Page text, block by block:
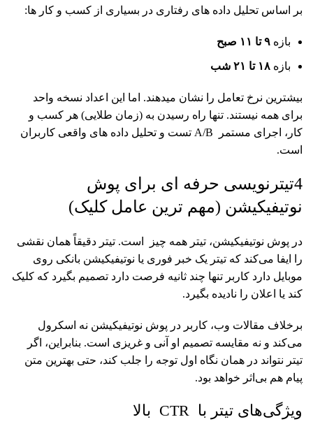
بر اساس تحلیل داده های رفتاری در بسیاری از کسب و کار ها:
بازه ۹تا ۱۱ صبح
بازه ۱۸ تا ۲۱ شب
بیشترین نرخ تعامل را نشان میدهند. اما این اعداد نسخه واحد
برای همه نیستند. تنها راه رسیدن به (زمان طلایی) هر کسب و
کار، اجرای مستمر A/B تست و تحلیل داده های واقعی کاربران
است.
4تیترنویسی حرفه ای برای پوش
نوتیفیکیشن (مهم ترین عامل کلیک)
در پوش نوتیفیکیشن، تیتر همه چیز است. تیتر دقیقاً همان نقشی
را ایفا می‌کند که تیتر یک خبر فوری یا نوتیفیکیشن بانکی روی
موبایل دارد کاربر تنها چند ثانیه فرصت دارد تصمیم بگیرد که کلیک
کند یا اعلان را نادیده بگیرد.
برخلاف مقالات وب، کاربر در پوش نوتیفیکیشن نه اسکرول
می‌کند و نه مقایسه تصمیم او آنی و غریزی است. بنابراین، اگر
تیتر نتواند در همان نگاه اول توجه را جلب کند، حتی بهترین متن
پیام هم بی‌اثر خواهد بود.
ویژگی‌های تیتر با CTR بالا